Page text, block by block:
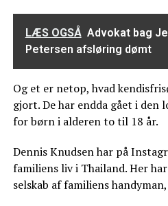
LÆS OGSÅ Advokat bag
Petersen afsløring dømt
Og et er netop, hvad
gjort. De har endda gået i den
for børn i alderen to til 18 år.
Dennis Knudsen har på
familiens liv i Thailand. Her
selskab af familiens